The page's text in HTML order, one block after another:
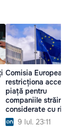
Comisia
restricționa
piață pentru
companiile străine
considerate cu
interferență
9 Iul. 23:11